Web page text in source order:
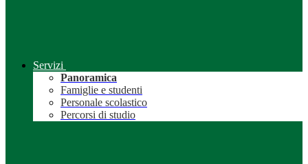
Servizi
Panoramica
Famiglie e studenti
Personale scolastico
Percorsi di studio